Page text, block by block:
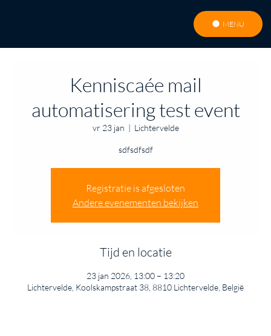
MENU
Kenniscaée mail
automatisering test event
vr 23 jan
  |
Lichtervelde
sdfsdfsdf
Registratie is afgesloten
Andere evenementen bekijken
Tijd en locatie
23 jan 2026, 13:00 – 13:20
Lichtervelde, Koolskampstraat 38, 8810 Lichtervelde, België